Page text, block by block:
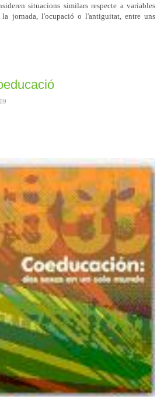
situacions similars respecte a variables
jornada, l'ocupació o l'antiguitat, entre uns